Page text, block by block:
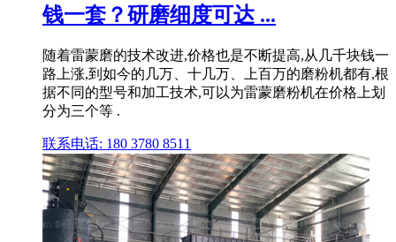
钱一套？研磨细度可达 ...
随着雷蒙磨的技术改进,价格也是不断提高,从几千块钱一
路上涨,到如今的几万、十几万、上百万的磨粉机都有,根
据不同的型号和加工技术,可以为雷蒙磨粉机在价格上划
分为三个等 .
联系电话: 180 3780 8511